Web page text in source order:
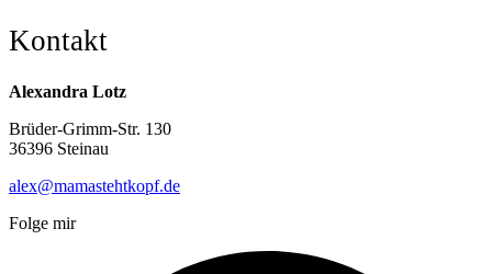
Kontakt
Alexandra Lotz
Brüder-Grimm-Str. 130
36396 Steinau
alex@mamastehtkopf.de
Folge mir